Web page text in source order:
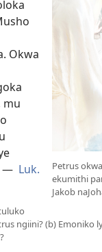
Petrus
ekumithi
Jakob
Okwa
mu
— Luk.
ngiini? (b) Emoniko